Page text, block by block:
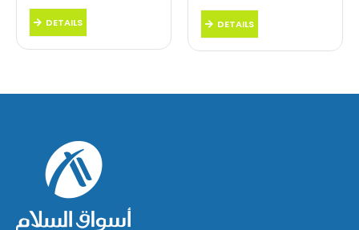
DETAILS
était :
49,95 Dh.
est :
44,95 Dh.
DETAILS